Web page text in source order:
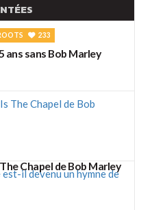
233
ans sans Bob Marley
Chapel de Bob Marley